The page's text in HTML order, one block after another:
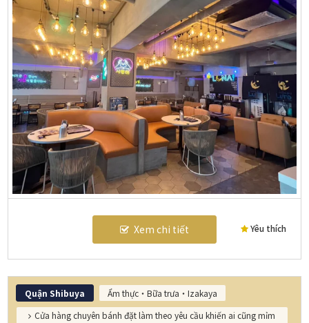
Yêu thích
Xem chi tiết
Quận Shibuya
Ẩm thực・Bữa trưa・Izakaya
Cửa hàng chuyên bánh đặt làm theo yêu cầu khiến ai cũng mỉm